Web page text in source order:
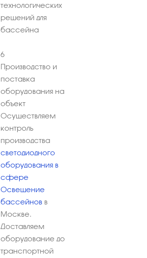
технологических
решений для
бассейна
6
Производство и
поставка
оборудования на
объект
Осуществляем
контроль
производства
светодиодного
оборудования в
сфере
Освещение
бассейнов в
Москве.
Доставляем
оборудование до
транспортной